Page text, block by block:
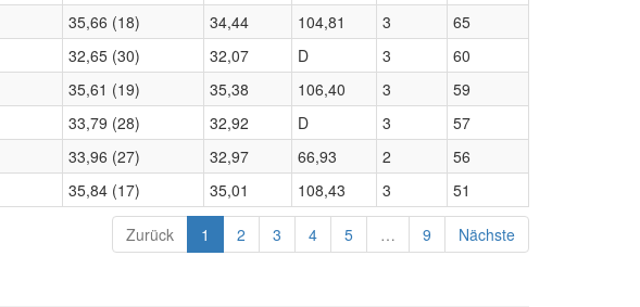
35,66 (18) 34,44 104,81 3
65
32,65 (30) 32,07 D 3
60
35,61 (19) 35,38 106,40 3
59
33,79 (28) 32,92 D 3
57
33,96 (27) 32,97 66,93 2
56
35,84 (17) 35,01 108,43 3
51
Zurück 1 2 3 4 5 … 9 Nächste